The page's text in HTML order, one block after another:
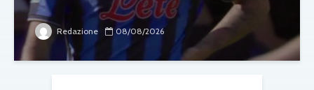
Redazione 08/08/2026